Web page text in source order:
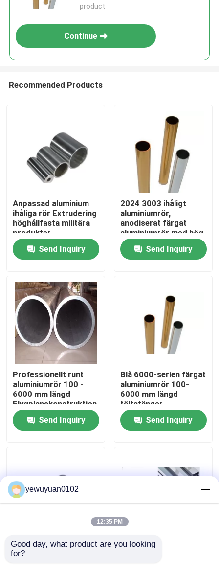
Home
Products
Videos
VR Show
About Us
Quality Control
Contact Us
product
Continue
Recommended Products
Anpassad aluminium
ihåliga rör Extrudering
höghållfasta militära
produkter
Send Inquiry
2024 3003 ihåligt
aluminiumrör,
anodiserat färgat
aluminiumrör med hög
renhet
Send Inquiry
Professionellt runt
aluminiumrör 100 -
6000 mm längd
Flygplanskonstruktion
/ lastbilshjul
Send Inquiry
Blå 6000-serien färgat
aluminiumrör 100-
6000 mm längd
tältstänger
Användning
Send Inquiry
Anpassad aluminium
ihåliga rör Extrudering
Guldpulver ihåligt
yewuyuan0102
12:35 PM
Good day, what product are you looking
for?